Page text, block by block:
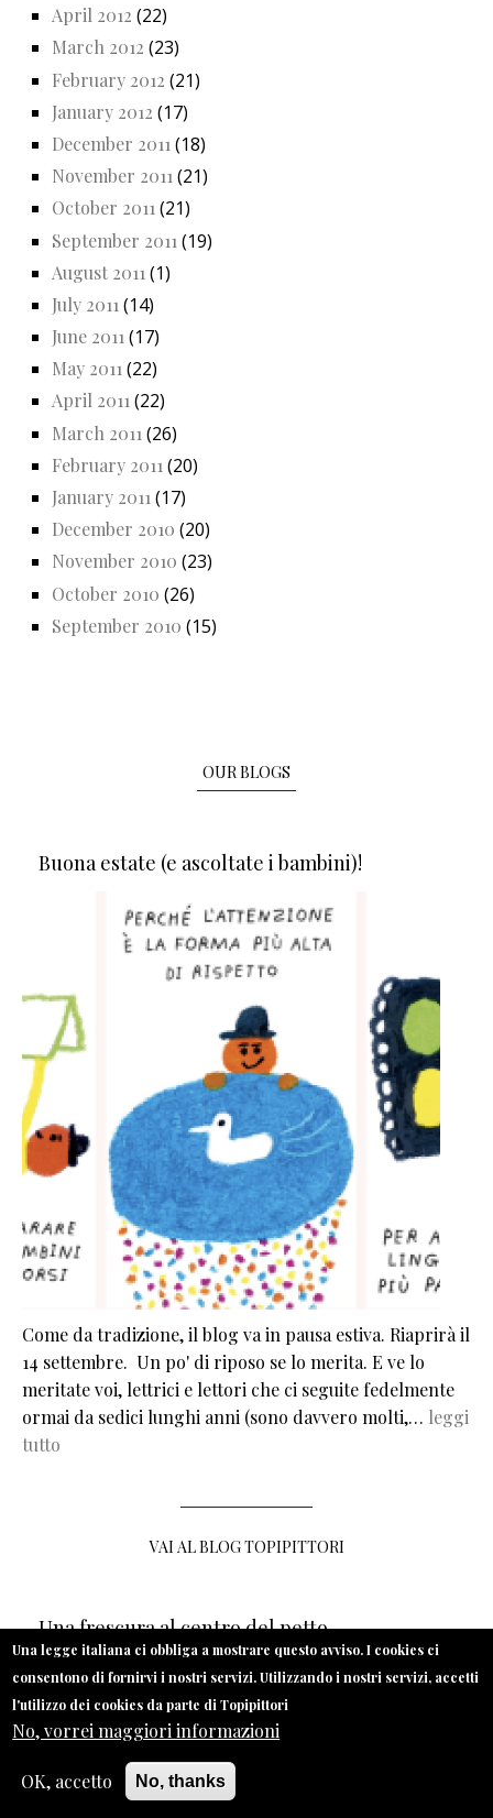
April 2012 (22)
March 2012 (23)
February 2012 (21)
January 2012 (17)
December 2011 (18)
November 2011 (21)
October 2011(21)
September 2011 (19)
August 2011 (1)
July 2011 (14)
June 2011 (17)
May 2011(22)
April 2011(22)
March 2011 (26)
February 2011 (20)
January 2011 (17)
December 2010 (20)
November 2010 (23)
October 2010 (26)
September 2010 (15)
OUR BLOGS
Buona estate (e ascoltate i bambini)!
Come da tradizione, il blog va in pausa estiva. Riaprirà il
14 settembre. Un po' di riposo se lo merita. E ve lo
meritate voi, lettrici e lettori che ci seguite fedelmente
ormai da sedici lunghi anni (sono davvero molti,… leggi
tutto
VAI AL BLOG TOPIPITTORI
Una frescura al centro del petto
Una legge italiana ci obbliga a mostrare questo avviso. I cookies ci
consentono di fornirvi i nostri servizi. Utilizzando i nostri servizi, accetti
l'utilizzo dei cookies da parte di Topipittori
No, vorrei maggiori informazioni
OK, accetto No, thanks